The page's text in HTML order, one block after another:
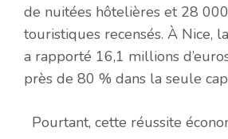
de nuitées hôtelières et 28
touristiques recensés. À Nice,
a rapporté 16,1 millions
près de 80 % dans la seule
Pourtant, cette réussite